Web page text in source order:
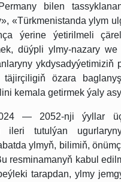
bilen
«Türkmenistanda ylym
ýerine ýetirilmeli
düýpli ylmy-nazary
ykdysadyýetimiziň
özara
kemala getirmek ýaly
— 2052-nji ýyllar
ileri tutulýan
ylmyň, bilimiň,
resminamanyň kabul
tarapdan, ylmy